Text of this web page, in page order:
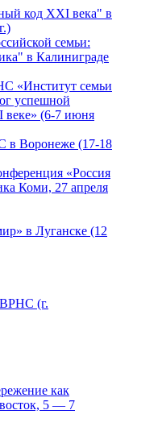
код XXI века" в
семьи:
в Калиниграде
«Институт семьи
успешной
веке» (6-7 июня
в Воронеже (17-18
«Россия
Коми, 27 апреля
в Луганске (12
ВРНС (г.
как
5 — 7